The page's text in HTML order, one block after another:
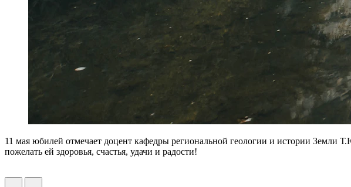
11 мая юбилей отмечает доцент кафедры региональной геологии и истории Земли
пожелать ей здоровья, счастья, удачи и радости!